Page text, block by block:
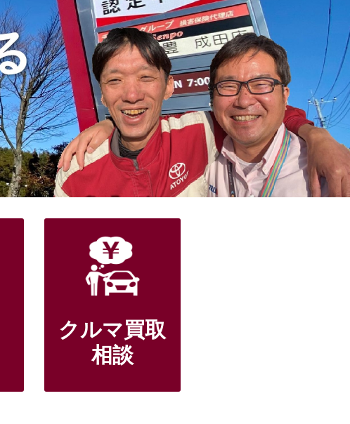
クルマ買取
相談